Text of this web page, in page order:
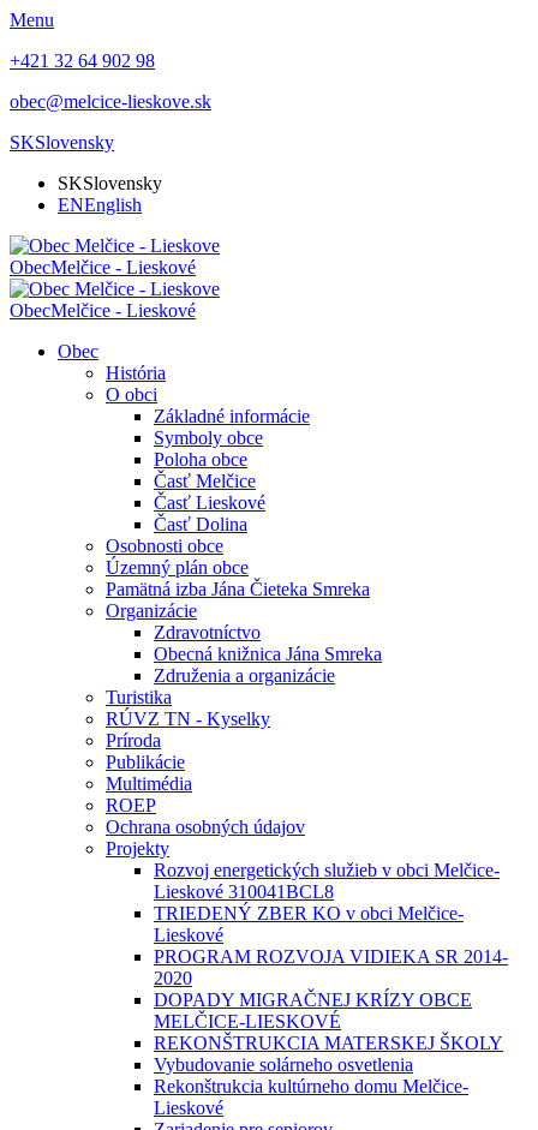
Menu
+421 32 64 902 98
obec@melcice-lieskove.sk
SKSlovensky
SKSlovensky
ENEnglish
ObecMelčice - Lieskové
ObecMelčice - Lieskové
Obec
História
O obci
Základné informácie
Symboly obce
Poloha obce
Časť Melčice
Časť Lieskové
Časť Dolina
Osobnosti obce
Územný plán obce
Pamätná izba Jána Čieteka Smreka
Organizácie
Zdravotníctvo
Obecná knižnica Jána Smreka
Združenia a organizácie
Turistika
RÚVZ TN - Kyselky
Príroda
Publikácie
Multimédia
ROEP
Ochrana osobných údajov
Projekty
Rozvoj energetických služieb v obci Melčice-
Lieskové 310041BCL8
TRIEDENÝ ZBER KO v obci Melčice-
Lieskové
PROGRAM ROZVOJA VIDIEKA SR 2014-
2020
DOPADY MIGRAČNEJ KRÍZY OBCE
MELČICE-LIESKOVÉ
REKONŠTRUKCIA MATERSKEJ ŠKOLY
Vybudovanie solárneho osvetlenia
Rekonštrukcia kultúrneho domu Melčice-
Lieskové